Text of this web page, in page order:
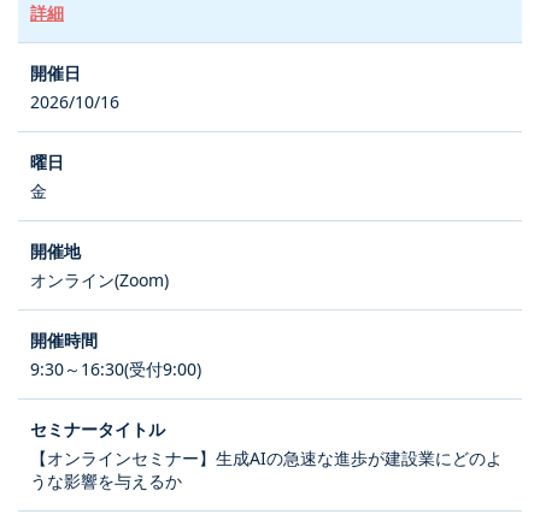
詳細
2026/10/16
金
オンライン(Zoom)
9:30～16:30(受付9:00)
【オンラインセミナー】生成AIの急速な進歩が建設業にどのよ
うな影響を与えるか